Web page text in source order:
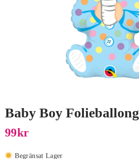
Baby Boy Folieballong
99Kr
Begränsat Lager